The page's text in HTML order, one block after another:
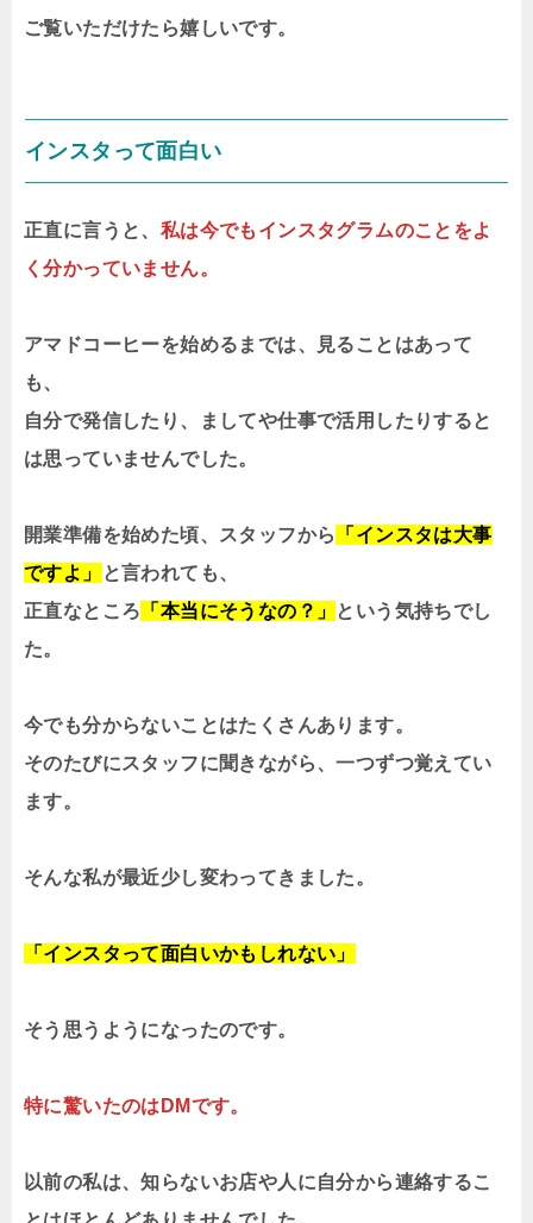
ご覧いただけたら嬉しいです。
インスタって面白い
正直に言うと、 私は今でもインスタグラムのことをよ
く分かっていません。
アマドコーヒーを始めるまでは、見ることはあって
も、
自分で発信したり、ましてや仕事で活用したりすると
は思っていませんでした。
開業準備を始めた頃、スタッフから
「インスタは大事
ですよ」
と言われても、
正直なところ 「本当にそうなの？」 という気持ちでし
た。
今でも分からないことはたくさんあります。
そのたびにスタッフに聞きながら、一つずつ覚えてい
ます。
そんな私が最近少し変わってきました。
「インスタって面白いかもしれない」
そう思うようになったのです。
特に驚いたのはDMです。
以前の私は、知らないお店や人に自分から連絡するこ